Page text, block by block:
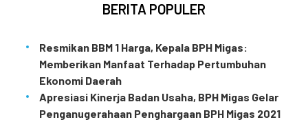
BERITA POPULER
Resmikan BBM 1 Harga, Kepala BPH Migas:
Memberikan Manfaat Terhadap Pertumbuhan
Ekonomi Daerah
Apresiasi Kinerja Badan Usaha, BPH Migas Gelar
Penganugerahaan Penghargaan BPH Migas 2021